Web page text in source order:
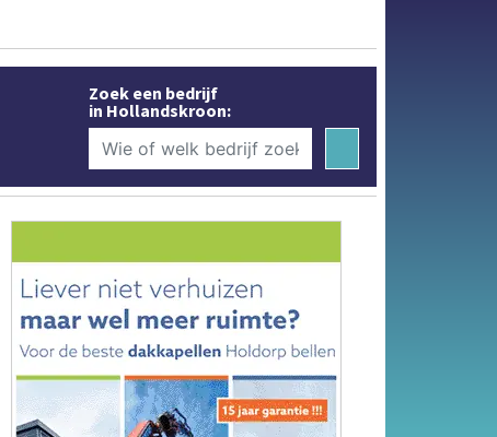
Zoek een bedrijf
in Hollandskroon: